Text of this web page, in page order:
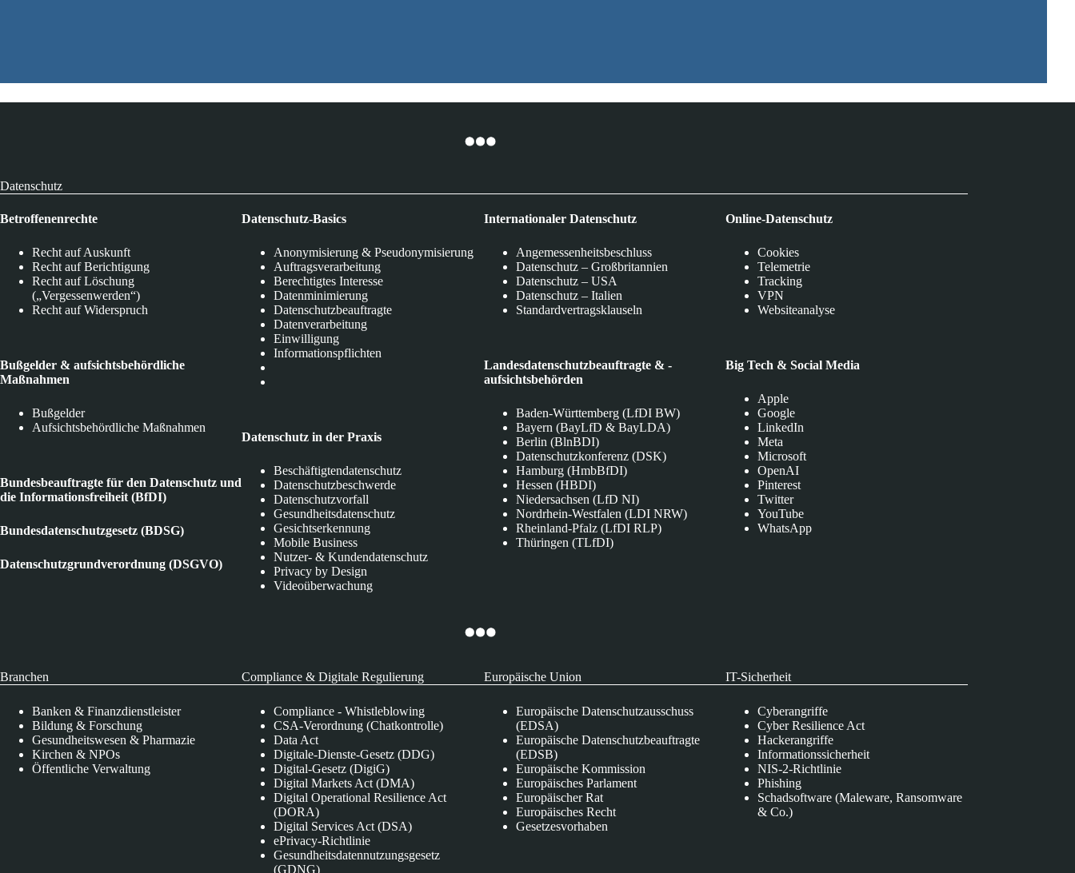
Datenschutz
Betroffenenrechte
Recht auf Auskunft
Recht auf Berichtigung
Recht auf Löschung
(„Vergessenwerden“)
Recht auf Widerspruch
Bußgelder & aufsichtsbehördliche
Maßnahmen
Bußgelder
Aufsichtsbehördliche Maßnahmen
Bundesbeauftragte für den Datenschutz und
die Informationsfreiheit (BfDI)
Bundesdatenschutzgesetz (BDSG)
Datenschutzgrundverordnung (DSGVO)
Datenschutz-Basics
Anonymisierung & Pseudonymisierung
Auftragsverarbeitung
Berechtigtes Interesse
Datenminimierung
Datenschutzbeauftragte
Datenverarbeitung
Einwilligung
Informationspflichten
Datenschutz in der Praxis
Beschäftigtendatenschutz
Datenschutzbeschwerde
Datenschutzvorfall
Gesundheitsdatenschutz
Gesichtserkennung
Mobile Business
Nutzer- & Kundendatenschutz
Privacy by Design
Videoüberwachung
Internationaler Datenschutz
Angemessenheitsbeschluss
Datenschutz – Großbritannien
Datenschutz – USA
Datenschutz – Italien
Standardvertragsklauseln
Landesdatenschutzbeauftragte & -
aufsichtsbehörden
Baden-Württemberg (LfDI BW)
Bayern (BayLfD & BayLDA)
Berlin (BlnBDI)
Datenschutzkonferenz (DSK)
Hamburg (HmbBfDI)
Hessen (HBDI)
Niedersachsen (LfD NI)
Nordrhein-Westfalen (LDI NRW)
Rheinland-Pfalz (LfDI RLP)
Thüringen (TLfDI)
Online-Datenschutz
Cookies
Telemetrie
Tracking
VPN
Websiteanalyse
Big Tech & Social Media
Apple
Google
LinkedIn
Meta
Microsoft
OpenAI
Pinterest
Twitter
YouTube
WhatsApp
Branchen
Banken & Finanzdienstleister
Bildung & Forschung
Gesundheitswesen & Pharmazie
Kirchen & NPOs
Öffentliche Verwaltung
Compliance & Digitale Regulierung
Compliance - Whistleblowing
CSA-Verordnung (Chatkontrolle)
Data Act
Digitale-Dienste-Gesetz (DDG)
Digital-Gesetz (DigiG)
Digital Markets Act (DMA)
Digital Operational Resilience Act
(DORA)
Digital Services Act (DSA)
ePrivacy-Richtlinie
Gesundheitsdatennutzungsgesetz
(GDNG)
Europäische Union
Europäische Datenschutzausschuss
(EDSA)
Europäische Datenschutzbeauftragte
(EDSB)
Europäische Kommission
Europäisches Parlament
Europäischer Rat
Europäisches Recht
Gesetzesvorhaben
IT-Sicherheit
Cyberangriffe
Cyber Resilience Act
Hackerangriffe
Informationssicherheit
NIS-2-Richtlinie
Phishing
Schadsoftware (Maleware, Ransomware
& Co.)